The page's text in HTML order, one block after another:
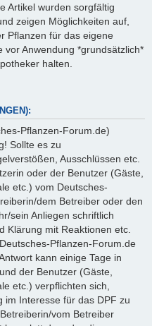
Artikel wurden sorgfältig
zeigen Möglichkeiten auf,
Pflanzen für das eigene
Anwendung *grundsätzlich*
halten.
Pflanzen-Forum.de)
Sollte es zu
Ausschlüssen etc.
oder der Benutzer (Gäste,
etc.) vom Deutsches-
dem Betreiber oder den
sein Anliegen schriftlich
Klärung mit Reaktionen etc.
Pflanzen-Forum.de
kann einige Tage in
der Benutzer (Gäste,
etc.) verpflichten sich,
im Interesse für das DPF zu
vom Betreiber